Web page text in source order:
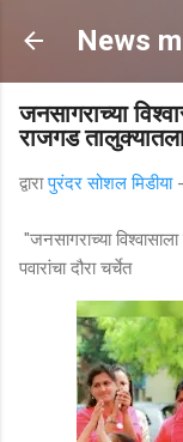
News
जनसागराच्या
राजगड
द्वारापुरंदर सोशल मिडीया -
"जनसागराच्या
पवारांचा दौरा चर्चेत